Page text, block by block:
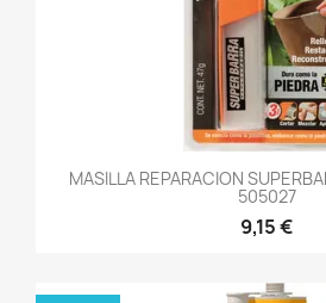
MASILLA REPARACION
505027
9,15 €